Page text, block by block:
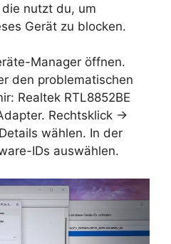
nutzt du, um
Gerät zu blocken.
Manager öffnen.
den problematischen
Realtek RTL8852BE
Rechtsklick →
wählen. In der
IDs auswählen.